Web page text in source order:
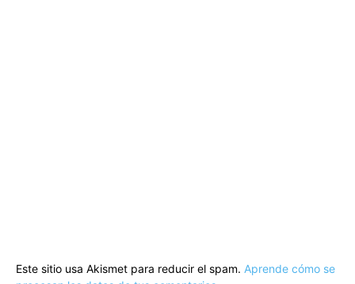
Este sitio usa Akismet para reducir el spam. Aprende cómo se